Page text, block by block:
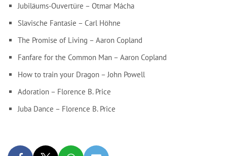
Jubiläums-Ouvertüre – Otmar Mácha
Slavische Fantasie – Carl Höhne
The Promise of Living – Aaron Copland
Fanfare for the Common Man – Aaron Copland
How to train your Dragon – John Powell
Adoration – Florence B. Price
Juba Dance – Florence B. Price